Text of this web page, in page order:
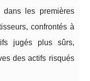
dans les premières
confrontés à
jugés plus sûrs,
des actifs risqués